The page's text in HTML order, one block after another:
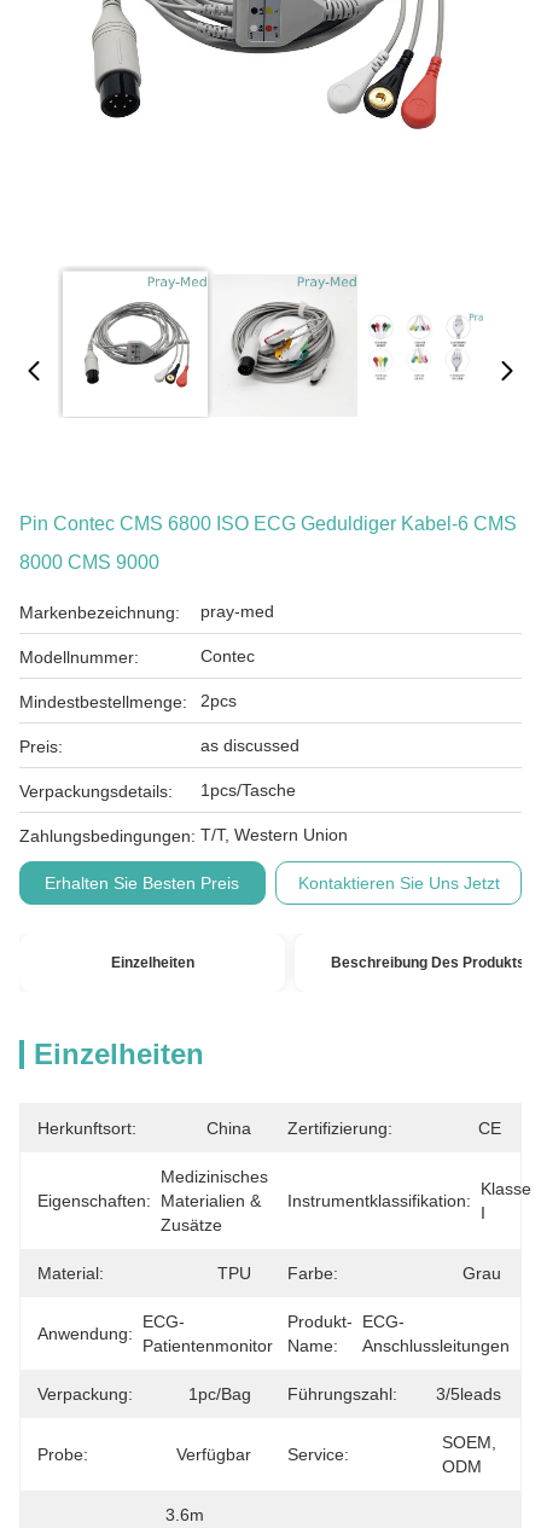
Pin Contec CMS 6800 ISO ECG Geduldiger Kabel-6 CMS
8000 CMS 9000
Markenbezeichnung: pray-med
Modellnummer: Contec
Mindestbestellmenge: 2pcs
Preis: as discussed
Verpackungsdetails: 1pcs/Tasche
Zahlungsbedingungen: T/T, Western Union
Erhalten Sie Besten Preis Kontaktieren Sie Uns Jetzt
Einzelheiten Beschreibung Des Produkts
Einzelheiten
Herkunftsort: China Zertifizierung: CE
Eigenschaften:
Medizinisches
Materialien &
Zusätze
Instrumentklassifikation:
Klasse
I
Material: TPU Farbe: Grau
Anwendung:
ECG-
Patientenmonitor
Produkt-
Name:
ECG-
Anschlussleitungen
Verpackung: 1pc/bag Führungszahl: 3/5leads
Probe: Verfügbar Service:
SOEM,
ODM
3.6m